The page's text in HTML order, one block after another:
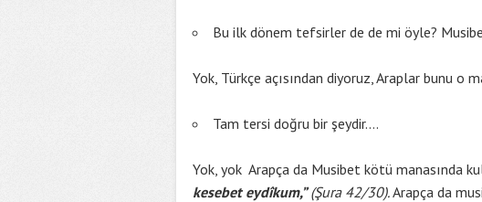
Bu ilk dönem tefsirler de de mi öyle?
Yok, Türkçe açısından diyoruz, Araplar bunu o
Tam tersi doğru bir şeydir….
Yok, yok Arapça da Musibet kötü manasında
kesebet eydîkum,” (Şura 42/30).Arapça da